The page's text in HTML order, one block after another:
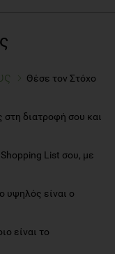
Θέσε τον Στόχο
στη διατροφή σου και
List σου, με
υψηλός είναι ο
είναι το